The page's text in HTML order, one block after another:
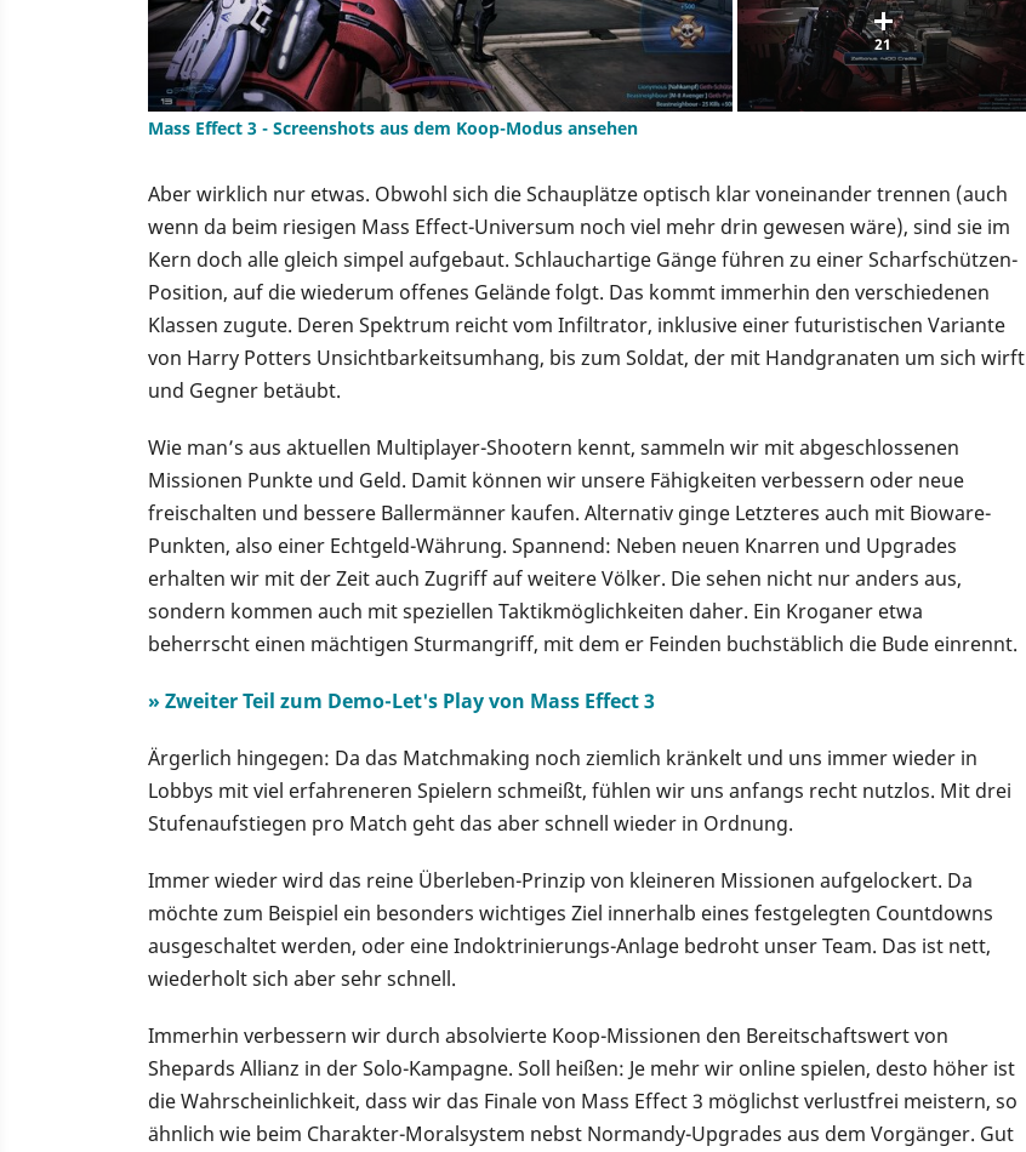
21
Mass Effect 3 - Screenshots aus dem Koop-Modus ansehen
Aber wirklich nur etwas. Obwohl sich die Schauplätze optisch klar voneinander trennen (auch
wenn da beim riesigen Mass Effect-Universum noch viel mehr drin gewesen wäre), sind sie im
Kern doch alle gleich simpel aufgebaut. Schlauchartige Gänge führen zu einer Scharfschützen-
Position, auf die wiederum offenes Gelände folgt. Das kommt immerhin den verschiedenen
Klassen zugute. Deren Spektrum reicht vom Infiltrator, inklusive einer futuristischen Variante
von Harry Potters Unsichtbarkeitsumhang, bis zum Soldat, der mit Handgranaten um sich wirft
und Gegner betäubt.
Wie man’s aus aktuellen Multiplayer-Shootern kennt, sammeln wir mit abgeschlossenen
Missionen Punkte und Geld. Damit können wir unsere Fähigkeiten verbessern oder neue
freischalten und bessere Ballermänner kaufen. Alternativ ginge Letzteres auch mit Bioware-
Punkten, also einer Echtgeld-Währung. Spannend: Neben neuen Knarren und Upgrades
erhalten wir mit der Zeit auch Zugriff auf weitere Völker. Die sehen nicht nur anders aus,
sondern kommen auch mit speziellen Taktikmöglichkeiten daher. Ein Kroganer etwa
beherrscht einen mächtigen Sturmangriff, mit dem er Feinden buchstäblich die Bude einrennt.
» Zweiter Teil zum Demo-Let's Play von Mass Effect 3
Ärgerlich hingegen: Da das Matchmaking noch ziemlich kränkelt und uns immer wieder in
Lobbys mit viel erfahreneren Spielern schmeißt, fühlen wir uns anfangs recht nutzlos. Mit drei
Stufenaufstiegen pro Match geht das aber schnell wieder in Ordnung.
Immer wieder wird das reine Überleben-Prinzip von kleineren Missionen aufgelockert. Da
möchte zum Beispiel ein besonders wichtiges Ziel innerhalb eines festgelegten Countdowns
ausgeschaltet werden, oder eine Indoktrinierungs-Anlage bedroht unser Team. Das ist nett,
wiederholt sich aber sehr schnell.
Immerhin verbessern wir durch absolvierte Koop-Missionen den Bereitschaftswert von
Shepards Allianz in der Solo-Kampagne. Soll heißen: Je mehr wir online spielen, desto höher ist
die Wahrscheinlichkeit, dass wir das Finale von Mass Effect 3 möglichst verlustfrei meistern, so
ähnlich wie beim Charakter-Moralsystem nebst Normandy-Upgrades aus dem Vorgänger. Gut